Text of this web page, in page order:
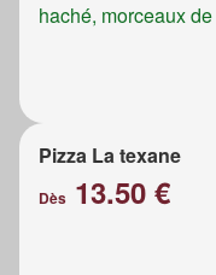
haché, morceaux
Pizza La texane
Dès 13.50 €